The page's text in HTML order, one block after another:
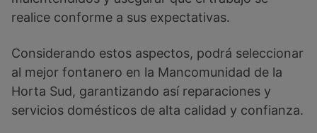
realice conforme a sus expectativas.
Considerando estos aspectos, podrá seleccionar
al mejor fontanero en la Mancomunidad de la
Horta Sud, garantizando así reparaciones y
servicios domésticos de alta calidad y confianza.